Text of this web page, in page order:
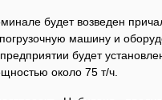
будет возведен
машину и
будет
около 75 т/ч.